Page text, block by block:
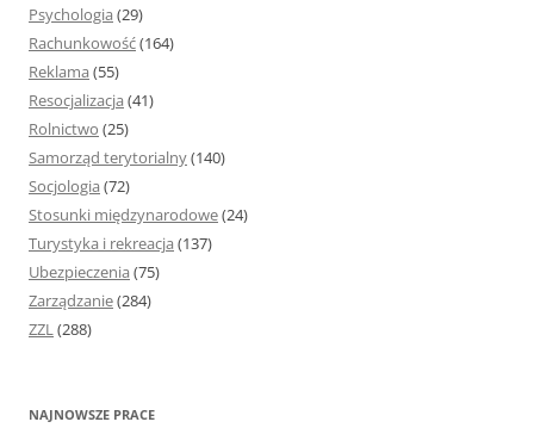
Psychologia (29)
Rachunkowość(164)
Reklama (55)
Resocjalizacja (41)
Rolnictwo (25)
Samorząd terytorialny(140)
Socjologia (72)
Stosunki międzynarodowe(24)
Turystyka i rekreacja (137)
Ubezpieczenia (75)
Zarządzanie(284)
ZZL(288)
NAJNOWSZE PRACE